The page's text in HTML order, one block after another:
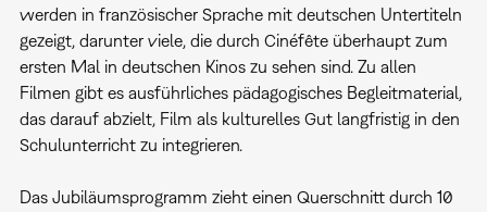
werden in französischer Sprache mit deutschen Untertiteln
gezeigt, darunter viele, die durch Cinéfête überhaupt zum
ersten Mal in deutschen Kinos zu sehen sind. Zu allen
Filmen gibt es ausführliches pädagogisches Begleitmaterial,
das darauf abzielt, Film als kulturelles Gut langfristig in den
Schulunterricht zu integrieren.
Das Jubiläumsprogramm zieht einen Querschnitt durch 10